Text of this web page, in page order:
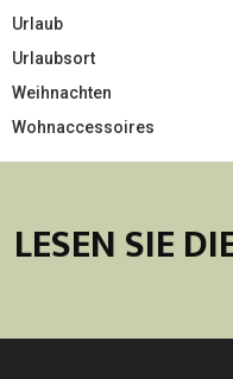
Urlaub
Urlaubsort
Weihnachten
Wohnaccessoires
LESEN SIE